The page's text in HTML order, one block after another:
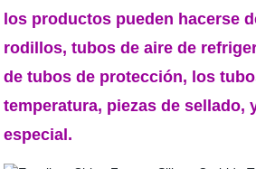
los productos pueden hacerse
rodillos, tubos de aire de
de tubos de protección, los
temperatura, piezas de sellado,
especial.